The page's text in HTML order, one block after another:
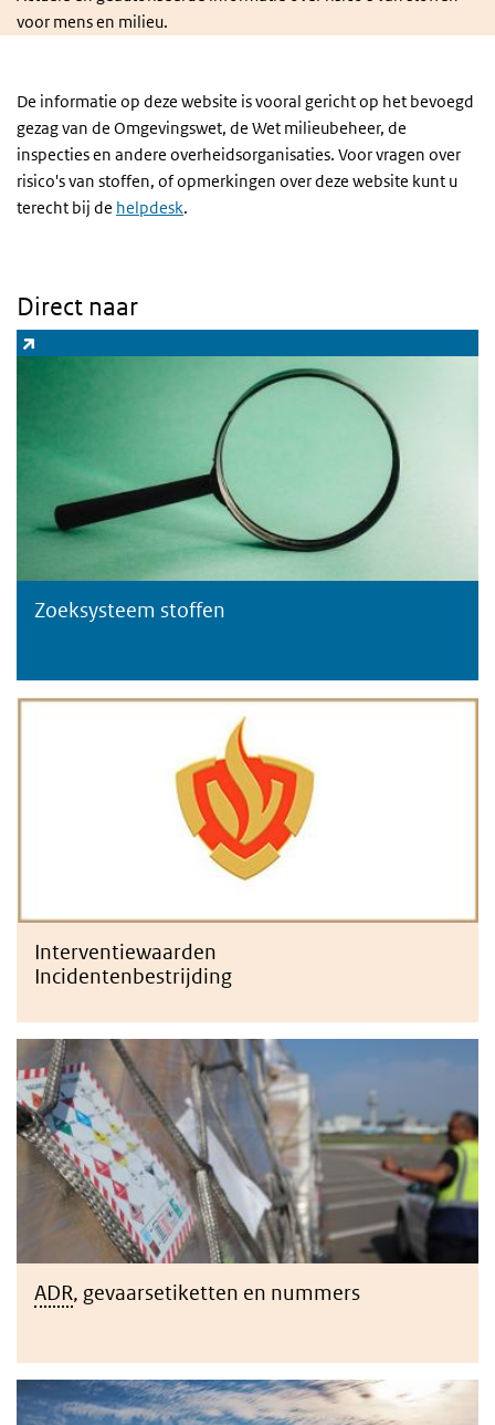
voor mens en milieu.
De informatie op deze website is vooral gericht op het bevoegd
gezag van de Omgevingswet, de Wet milieubeheer, de
inspecties en andere overheidsorganisaties. Voor vragen over
risico's van stoffen, of opmerkingen over deze website kunt u
terecht bij de helpdesk.
Direct naar
Zoeksysteem Risico's van stoffen
(link is external)
Zoeksysteem stoffen
interventiewaarden
Interventiewaarden
Incidentenbestrijding
ADR
ADR, gevaarsetiketten en nummers
Zeer Zorgwekkende Stoffen